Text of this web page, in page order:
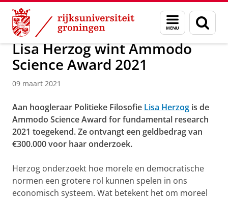
Skip
Content
Skip
Navigation
Menu
en
zoeken
Over ons Actueel Nieuws Nieuwsberichten
Lisa Herzog wint Ammodo
Science Award 2021
09 maart 2021
Aan hoogleraar Politieke Filosofie Lisa Herzog is de
Ammodo Science Award for fundamental research
2021 toegekend. Ze ontvangt een geldbedrag van
€300.000 voor haar onderzoek.
Herzog onderzoekt hoe morele en democratische
normen een grotere rol kunnen spelen in ons
economisch systeem. Wat betekent het om moreel